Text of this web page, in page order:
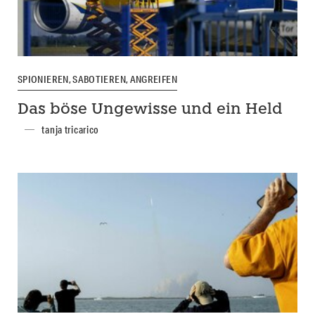
SPIONIEREN, SABOTIEREN, ANGREIFEN
Das böse Ungewisse und ein Held
tanja tricarico